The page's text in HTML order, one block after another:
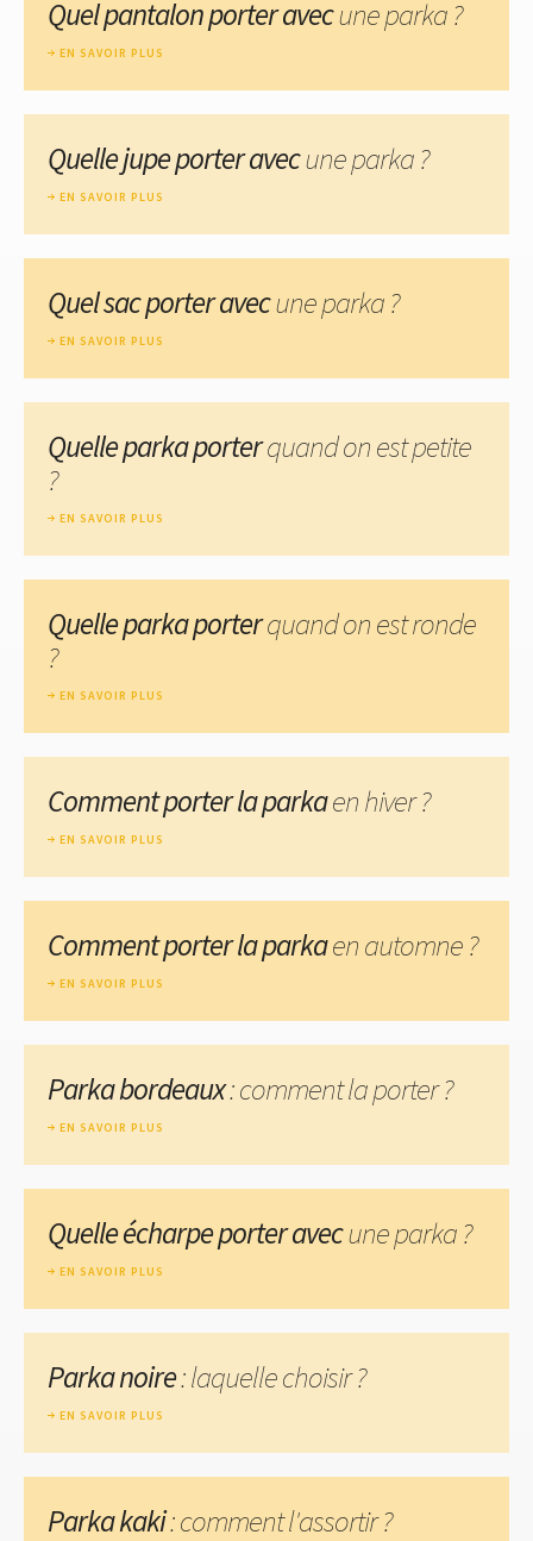
Quel pantalon porter avecune parka ?
EN SAVOIR PLUS
Quelle jupe porter avecune parka ?
EN SAVOIR PLUS
Quel sac porter avecune parka ?
EN SAVOIR PLUS
Quelle parka porterquand on est petite
?
EN SAVOIR PLUS
Quelle parka porterquand on est ronde
?
EN SAVOIR PLUS
Comment porter la parkaen hiver ?
EN SAVOIR PLUS
Comment porter la parkaen automne ?
EN SAVOIR PLUS
Parka bordeaux: comment la porter ?
EN SAVOIR PLUS
Quelle écharpe porter avecune parka ?
EN SAVOIR PLUS
Parka noire: laquelle choisir ?
EN SAVOIR PLUS
Parka kaki: comment l'assortir ?